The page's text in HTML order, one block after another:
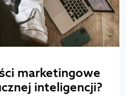
marketingowe
inteligencji?